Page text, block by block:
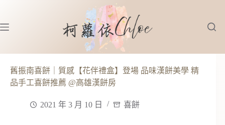
主
內
舊振南喜餅｜質感【花伴禮盒】登場 品味漢餅美學 精
品手工喜餅推薦 @高雄漢餅房
2021 年 3 月 10 日 喜餅